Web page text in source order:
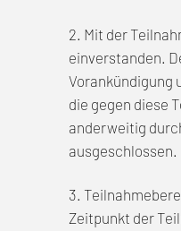
2. Mit der
einverstanden.
Vorankündigung
die gegen diese
anderweitig
ausgeschlossen.
3.
Zeitpunkt der